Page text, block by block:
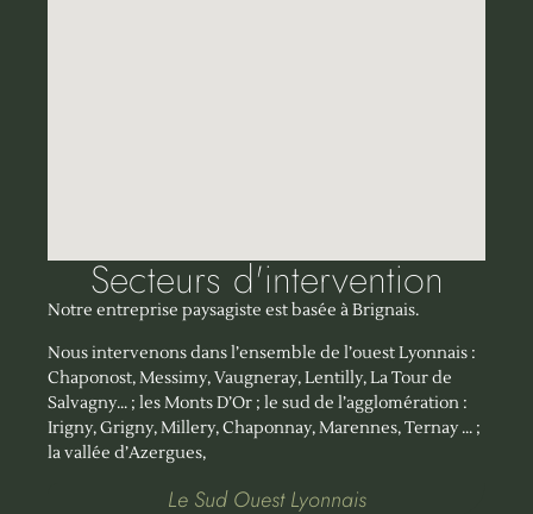
Secteurs d'intervention
Notre entreprise paysagiste est basée à Brignais.
Nous intervenons dans l’ensemble de l’ouest Lyonnais :
Chaponost, Messimy, Vaugneray, Lentilly, La Tour de
Salvagny… ; les Monts D’Or ; le sud de l’agglomération :
Irigny, Grigny, Millery, Chaponnay, Marennes, Ternay … ;
la vallée d’Azergues,
Le Sud Ouest Lyonnais